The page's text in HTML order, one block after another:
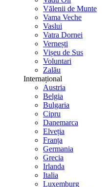
Vălenii de Munte
Vama Veche
Vaslui
Vatra Dornei
Vernești
Vișeu de Sus
Voluntari
Zalău
Internațional
Austria
Belgia
Bulgaria
Cipru
Danemarca
Elveția
Franța
Germania
Grecia
Irlanda
Italia
Luxemburg